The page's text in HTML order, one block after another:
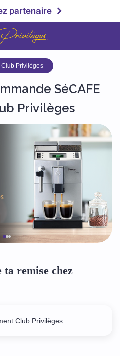
partenaire
Privilèges
SéCAFE
Privilèges
remise chez
Club Privilèges